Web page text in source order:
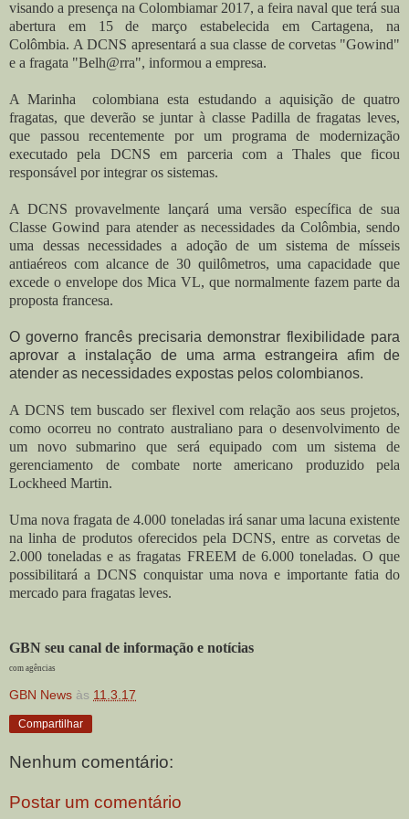
visando a presença na Colombiamar 2017, a feira naval que terá sua
abertura em 15 de março estabelecida em Cartagena, na
Colômbia. A DCNS apresentará a sua classe de corvetas "Gowind"
e a fragata "Belh@rra", informou a empresa.
A Marinha colombiana esta estudando a aquisição de quatro
fragatas, que deverão se juntar à classe Padilla de fragatas leves,
que passou recentemente por um programa de modernização
executado pela DCNS em parceria com a Thales que ficou
responsável por integrar os sistemas.
A DCNS provavelmente lançará uma versão específica de sua
Classe Gowind para atender as necessidades da Colômbia, sendo
uma dessas necessidades a adoção de um sistema de mísseis
antiaéreos com alcance de 30 quilômetros, uma capacidade que
excede o envelope dos Mica VL, que normalmente fazem parte da
proposta francesa.
O governo francês precisaria demonstrar flexibilidade para
aprovar a instalação de uma arma estrangeira afim de
atender as necessidades expostas pelos colombianos.
A DCNS tem buscado ser flexivel com relação aos seus projetos,
como ocorreu no contrato australiano para o desenvolvimento de
um novo submarino que será equipado com um sistema de
gerenciamento de combate norte americano produzido pela
Lockheed Martin.
Uma nova fragata de 4.000 toneladas irá sanar uma lacuna existente
na linha de produtos oferecidos pela DCNS, entre as corvetas de
2.000 toneladas e as fragatas FREEM de 6.000 toneladas. O que
possibilitará a DCNS conquistar uma nova e importante fatia do
mercado para fragatas leves.
GBN seu canal de informação e notícias
com agências
GBN News às 11.3.17
Compartilhar
Nenhum comentário:
Postar um comentário